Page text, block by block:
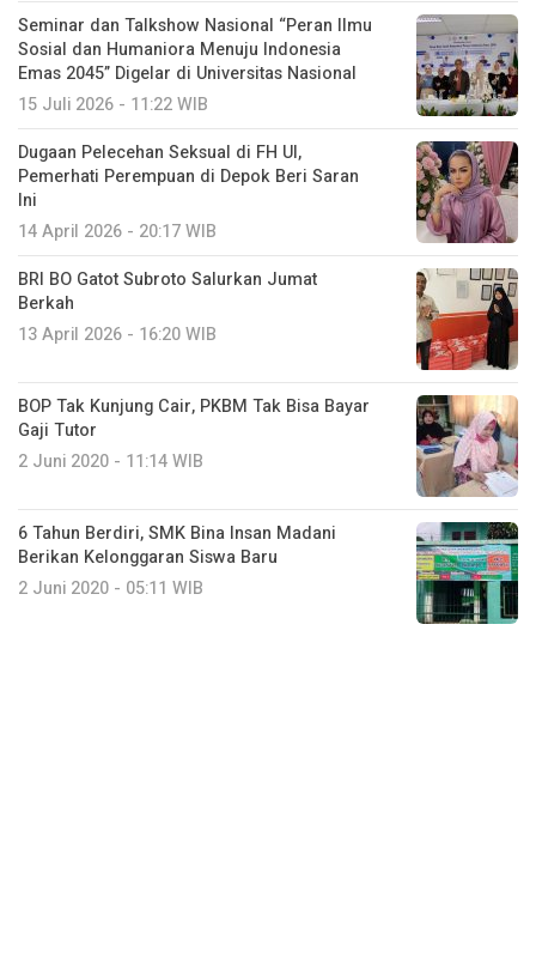
Seminar dan Talkshow Nasional “Peran Ilmu
Sosial dan Humaniora Menuju Indonesia
Emas 2045” Digelar di Universitas Nasional
15 Juli 2026 - 11:22 WIB
Dugaan Pelecehan Seksual di FH UI,
Pemerhati Perempuan di Depok Beri Saran
Ini
14 April 2026 - 20:17 WIB
BRI BO Gatot Subroto Salurkan Jumat
Berkah
13 April 2026 - 16:20 WIB
BOP Tak Kunjung Cair, PKBM Tak Bisa Bayar
Gaji Tutor
2 Juni 2020 - 11:14 WIB
6 Tahun Berdiri, SMK Bina Insan Madani
Berikan Kelonggaran Siswa Baru
2 Juni 2020 - 05:11 WIB